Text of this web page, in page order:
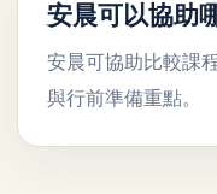
安晨可以協助
安晨可協助比較課
與行前準備重點。